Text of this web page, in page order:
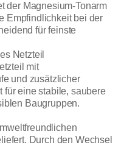
der Magnesium-Tonarm
Empfindlichkeit bei der
für feinste
Netzteil
mit
und zusätzlicher
für eine stabile, saubere
Baugruppen.
Durch den Wechsel